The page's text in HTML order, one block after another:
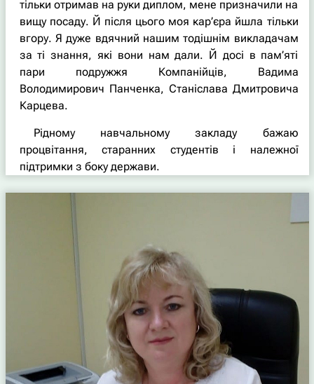
тільки отримав на руки диплом, мене призначили на
вищу посаду. Й після цього моя кар’єра йшла тільки
вгору. Я дуже вдячний нашим тодішнім викладачам
за ті знання, які вони нам дали. Й досі в пам’яті
пари подружжя Компанійців, Вадима
Володимирович Панченка, Станіслава Дмитровича
Карцева.
Рідному навчальному закладу бажаю
процвітання, старанних студентів і належної
підтримки з боку держави.